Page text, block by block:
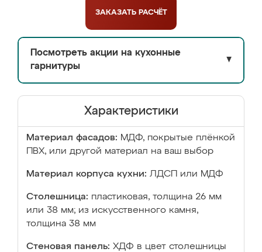
ЗАКАЗАТЬ РАСЧЁТ
Посмотреть акции на кухонные
гарнитуры
▼
Характеристики
Материал фасадов: МДФ, покрытые плёнкой
ПВХ, или другой материал на ваш выбор
Материал корпуса кухни: ЛДСП или МДФ
Столешница: пластиковая, толщина 26 мм
или 38 мм; из искусственного камня,
толщина 38 мм
Стеновая панель: ХДФ в цвет столешницы